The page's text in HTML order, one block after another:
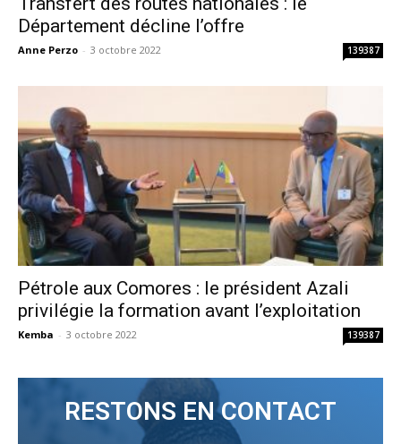
Département décline l’offre
Anne Perzo - 3 octobre 2022 139387
Pétrole aux Comores : le président Azali
privilégie la formation avant l’exploitation
Kemba - 3 octobre 2022 139387
RESTONS EN CONTACT